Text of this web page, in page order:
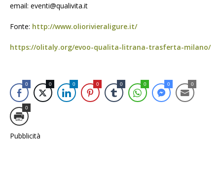
email: eventi@qualivita.it
Fonte: http://www.oliorivieraligure.it/
https://olitaly.org/evoo-qualita-litrana-trasferta-milano/
0 0 0 0 0 0 0 0
0
Pubblicità